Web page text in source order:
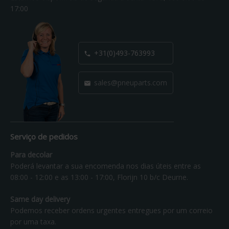
17:00
 +31(0)493-763993
 sales@pneuparts.com
Serviço de pedidos
Para decolar
Poderá levantar a sua encomenda nos dias úteis entre as
08:00 - 12:00 e as 13:00 - 17:00, Florijn 10 b/c Deurne.
Same day delivery
Podemos receber ordens urgentes entregues por um correio
por uma taxa.